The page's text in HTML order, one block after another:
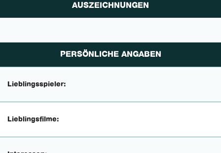
AUSZEICHNUNGEN
PERSÖNLICHE ANGABEN
Lieblingsspieler:
Lieblingsfilme: